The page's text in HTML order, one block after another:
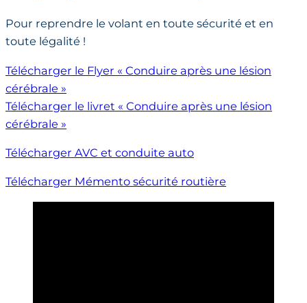
Pour reprendre le volant en toute sécurité et en
toute légalité !
Télécharger le Flyer « Conduire après une lésion
cérébrale »
Télécharger le livret « Conduire après une lésion
cérébrale »
Télécharger AVC et conduite auto
Télécharger Mémento sécurité routière